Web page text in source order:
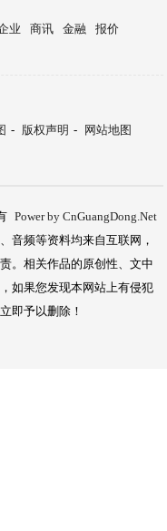
业 商讯 金融
报价
- 版权声明 -
网站地图
Power by CnGuangDong.Net
音频等资料均来自互联网，
。相关作品的原创性、文中
如果您发现本网站上有侵犯
即予以删除！